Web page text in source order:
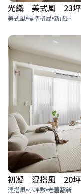
光織│美式風│23坪
美式風 標準格局 新成屋
初凝│混搭風│20坪
混搭風 小坪數 老屋翻新